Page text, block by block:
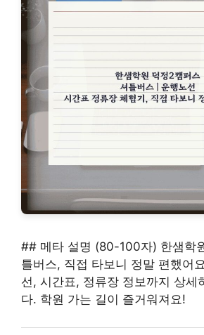
## 메타 설명 (80-100자) 한샘학
틀버스, 직접 타보니 정말 편했어
선, 시간표, 정류장 정보까지 상세
다. 학원 가는 길이 즐거워져요!